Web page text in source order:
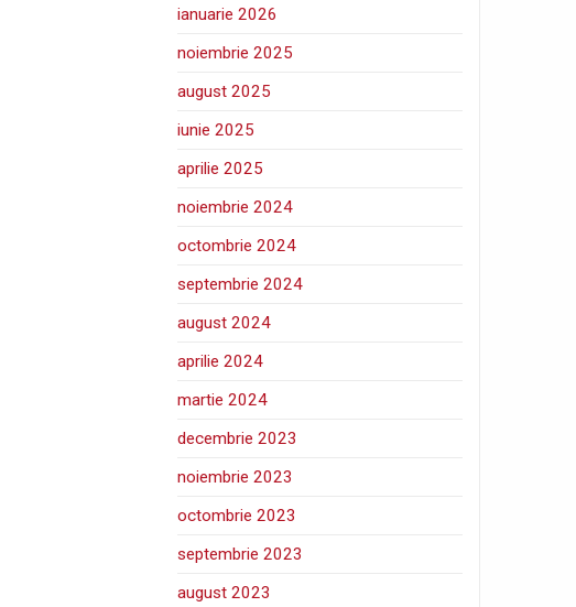
ianuarie 2026
noiembrie 2025
august 2025
iunie 2025
aprilie 2025
noiembrie 2024
octombrie 2024
septembrie 2024
august 2024
aprilie 2024
martie 2024
decembrie 2023
noiembrie 2023
octombrie 2023
septembrie 2023
august 2023